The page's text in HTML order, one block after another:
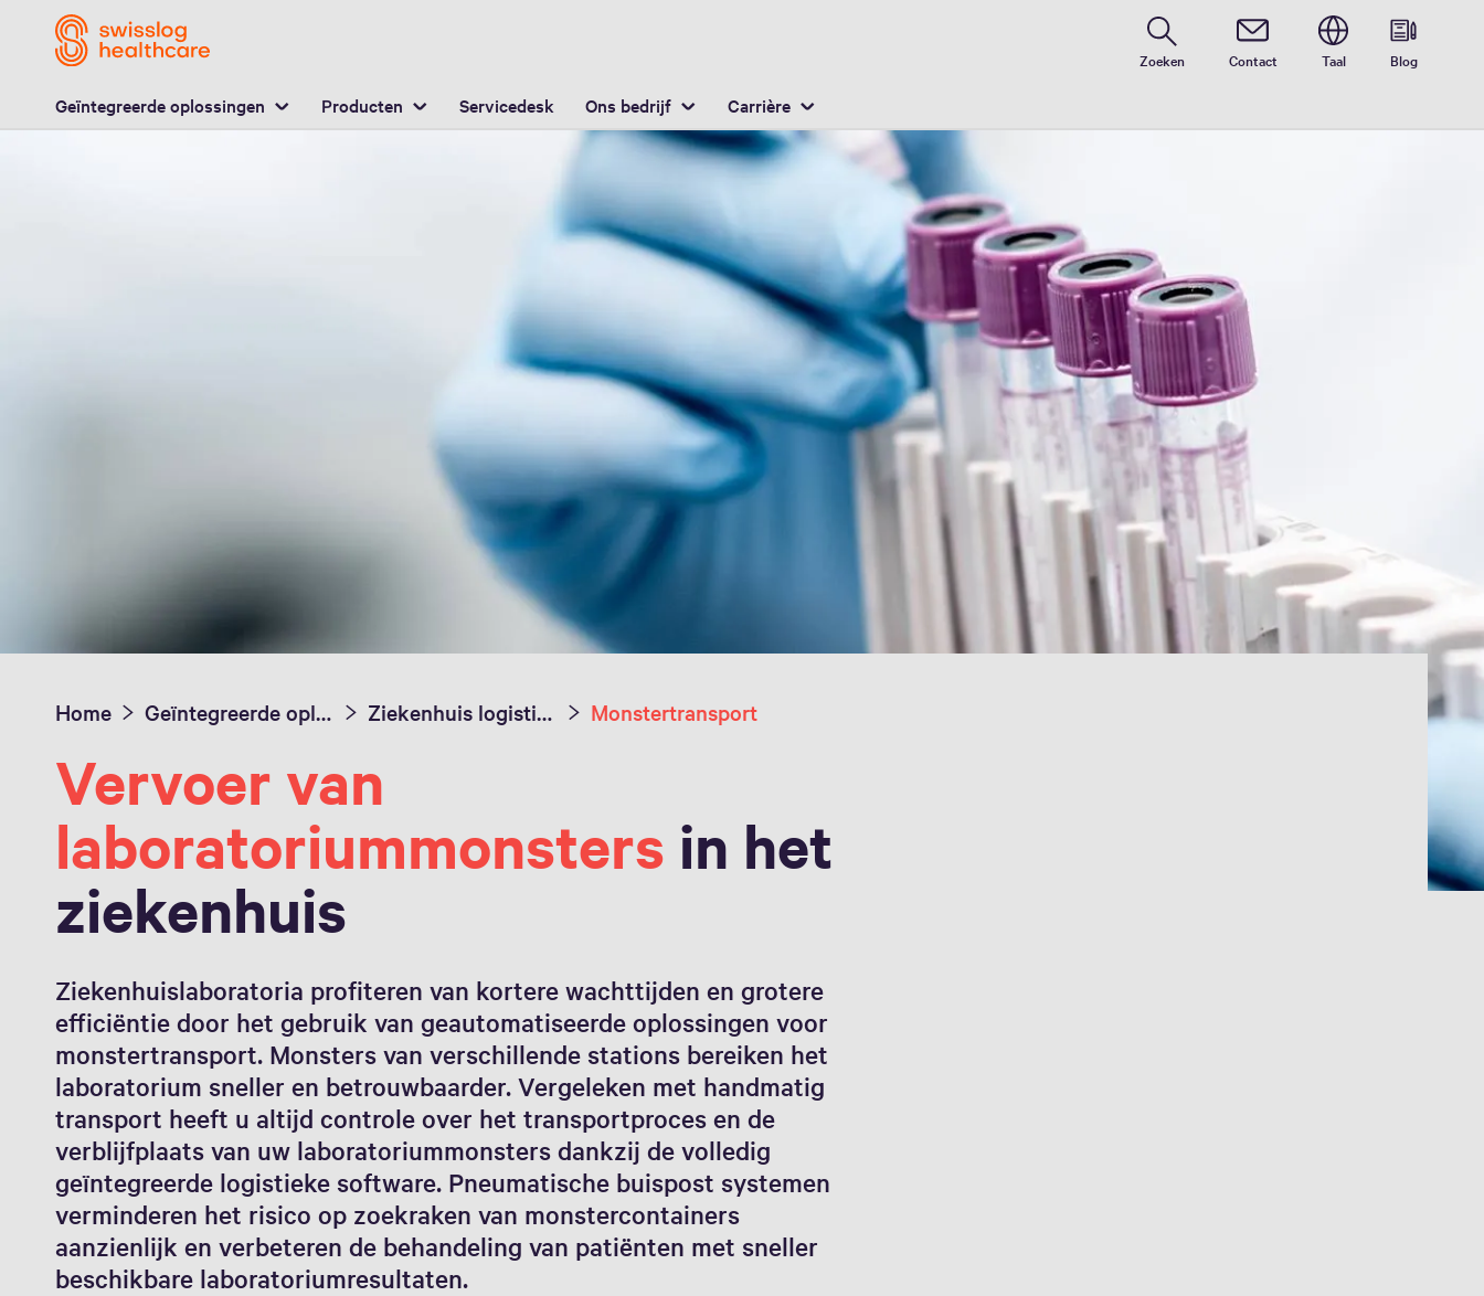
Geïntegreerde oplossingen Producten Servicedesk Ons bedrijf Carrière
Zoeken Contact Taal Blog
Home Geïntegreerde oplossingen Ziekenhuis logistiek Monstertransport
Vervoer van
laboratoriummonsters in het
ziekenhuis
Ziekenhuislaboratoria profiteren van kortere wachttijden en grotere
efficiëntie door het gebruik van geautomatiseerde oplossingen voor
monstertransport. Monsters van verschillende stations bereiken het
laboratorium sneller en betrouwbaarder. Vergeleken met handmatig
transport heeft u altijd controle over het transportproces en de
verblijfplaats van uw laboratoriummonsters dankzij de volledig
geïntegreerde logistieke software. Pneumatische buispost systemen
verminderen het risico op zoekraken van monstercontainers
aanzienlijk en verbeteren de behandeling van patiënten met sneller
beschikbare laboratoriumresultaten.